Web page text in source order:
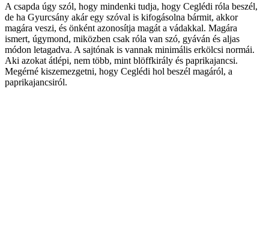
A csapda úgy szól, hogy mindenki tudja, hogy Ceglédi róla beszél,
de ha Gyurcsány akár egy szóval is kifogásolna bármit, akkor
magára veszi, és önként azonosítja magát a vádakkal. Magára
ismert, úgymond, miközben csak róla van szó, gyáván és aljas
módon letagadva. A sajtónak is vannak minimális erkölcsi normái.
Aki azokat átlépi, nem több, mint blöffkirály és paprikajancsi.
Megérné kiszemezgetni, hogy Ceglédi hol beszél magáról, a
paprikajancsiról.